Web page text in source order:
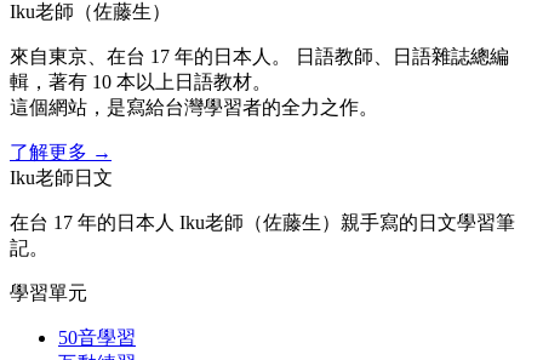
Iku老師（佐藤生）
來自東京、在台 17 年的日本人。 日語教師、日語雜誌總編
輯，著有 10 本以上日語教材。
這個網站，是寫給台灣學習者的全力之作。
了解更多 →
Iku老師日文
在台 17 年的日本人 Iku老師（佐藤生）親手寫的日文學習筆
記。
學習單元
50音學習